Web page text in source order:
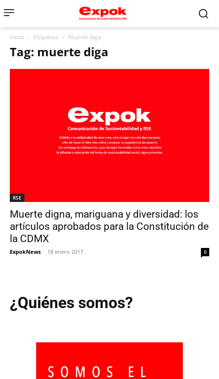
Inicio Etiquetas Muerte diga
Tag: muerte diga
RSE
Muerte digna, mariguana y diversidad: los
artículos aprobados para la Constitución de
la CDMX
ExpokNews - 18 enero 2017 0
¿Quiénes somos?